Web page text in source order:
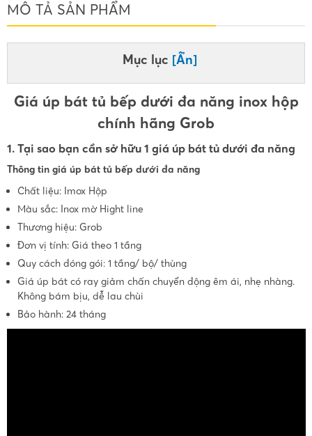
MÔ TẢ SẢN PHẨM
Mục lục [Ẩn]
Giá úp bát tủ bếp dưới đa năng inox hộp
chính hãng Grob
1. Tại sao bạn cần sở hữu 1 giá úp bát tủ dưới đa năng
Thông tin giá úp bát tủ bếp dưới đa năng
Chất liệu: Imox Hộp
Màu sắc: Inox mờ Hight line
Thương hiệu: Grob
Đơn vị tính: Giá theo 1 tầng
Quy cách đóng gói: 1 tầng/ bộ/ thùng
Giá úp bát có ray giảm chấn chuyển động êm ái, nhẹ nhàng.
Không bám bịu, dễ lau chùi
Bảo hành: 24 tháng